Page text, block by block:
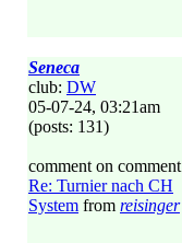
Seneca
club: DW
05-07-24, 03:21am
(posts: 131)
comment on comment
Re: Turnier nach CH
System from reisinger